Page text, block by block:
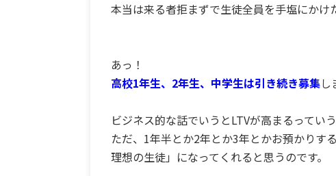
本当は来る者拒まずで生徒全員を手塩にかけ
あっ！
高校1年生、2年生、中学生は引き続き募集し
ビジネス的な話でいうとLTVが高まるってい
ただ、1年半とか2年とか3年とかお預かりす
理想の生徒」になってくれると思うのです。